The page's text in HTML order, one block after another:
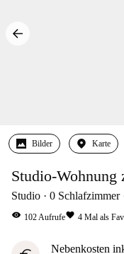
Bilder Karte
Studio-
Studio 0 Schlafzimmer
visibility 102Aufrufefavorite 4 Mal als
Nebenkosten